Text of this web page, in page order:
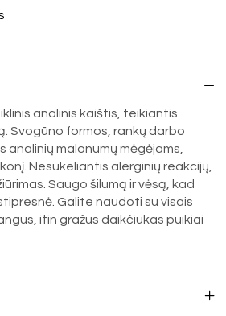
analinis kaištis, teikiantis
Svogūno formos, rankų darbo
analinių malonumų mėgėjams,
Nesukeliantis alerginių reakcijų,
Saugo šilumą ir vėsą, kad
Galite naudoti su visais
itin gražus daikčiukas puikiai